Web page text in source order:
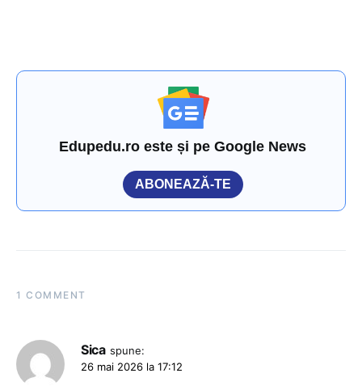
Edupedu.ro este și pe Google News
ABONEAZĂ-TE
1 COMMENT
Sica spune:
26 mai 2026 la 17:12